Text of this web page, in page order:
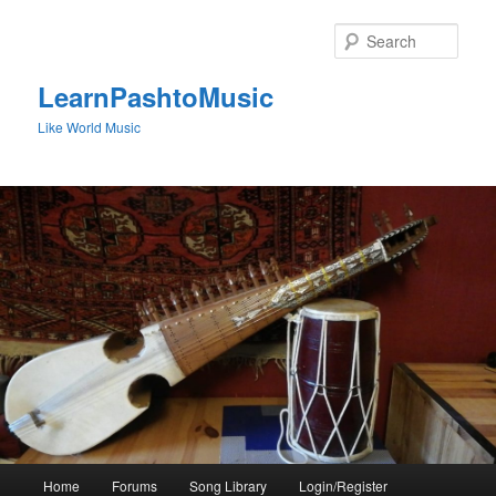
LearnPashtoMusic
Like World Music
Home Forums Song Library Login/Register